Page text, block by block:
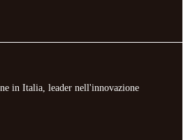
in Italia, leader nell'innovazione